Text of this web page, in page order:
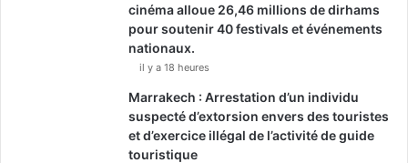
cinéma alloue 26,46 millions de dirhams
pour soutenir 40 festivals et événements
nationaux.
il y a 18 heures
Marrakech : Arrestation d’un individu
suspecté d’extorsion envers des touristes
et d’exercice illégal de l’activité de guide
touristique